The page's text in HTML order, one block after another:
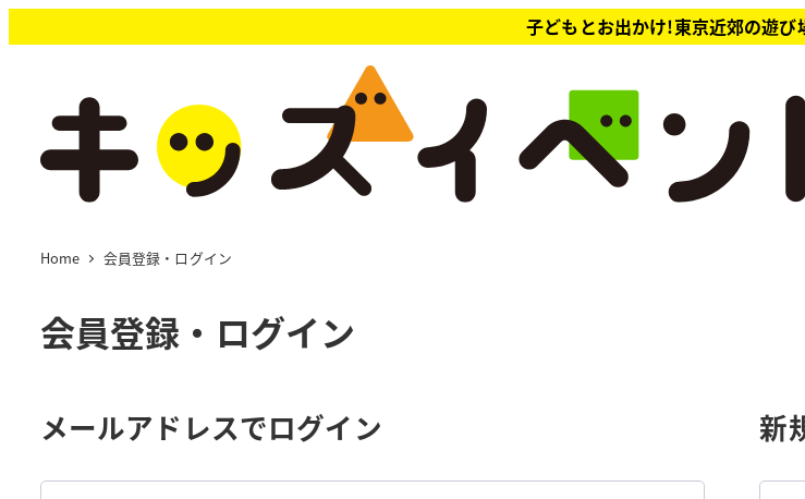
イ
子どもとお出かけ!東京近郊の遊び
Home 会員登録・ログイン
会員登録・ログイン
メールアドレスでログイン 新